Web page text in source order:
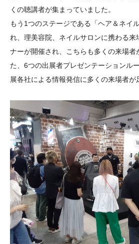
くの聴講者が集まっていました。
もう1つのステージである「ヘア＆ネイ
れ、理美容院、ネイルサロンに携わる来
ナーが開催され、こちらも多くの来場者
た、6つの出展者プレゼンテーションル
展各社による情報発信に多くの来場者が